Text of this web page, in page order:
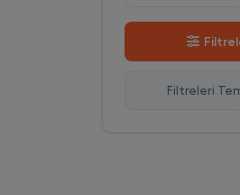
Stok Artan
En Çok
Filtreleri